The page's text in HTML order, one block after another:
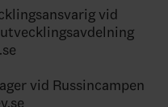
vid
vid Russincampen